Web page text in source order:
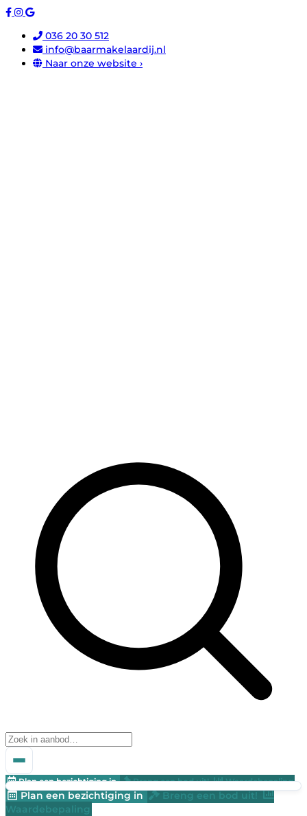
036 20 30 512
info@baarmakelaardij.nl
Naar onze website ›
Plan een bezichtiging in Breng een bod uit! Waardebepaling
Plan een bezichtiging in
Breng een bod uit!
Waardebepaling